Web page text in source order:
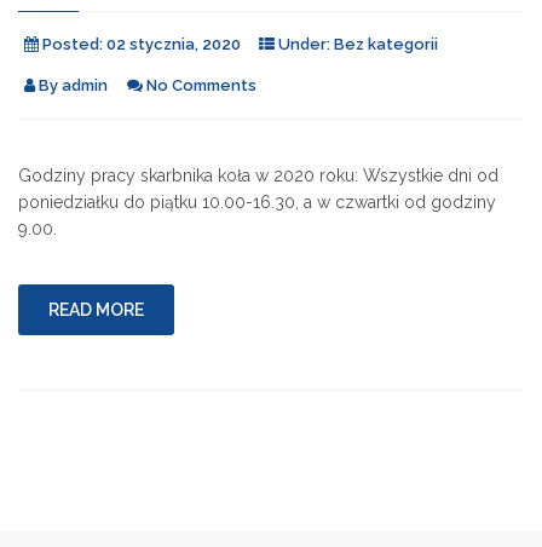
Posted: 02 stycznia, 2020 Under: Bez kategorii
By admin No Comments
Godziny pracy skarbnika koła w 2020 roku: Wszystkie dni od
poniedziałku do piątku 10.00-16.30, a w czwartki od godziny
9.00.
READ MORE